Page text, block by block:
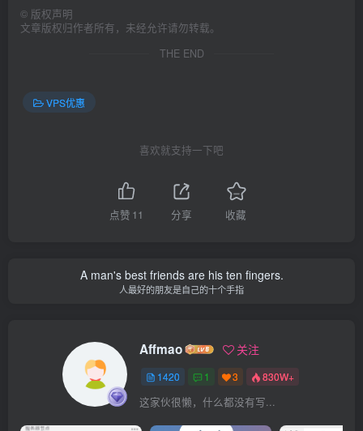
© 版权声明
文章版权归作者所有，未经允许请勿转载。
THE END
VPS优惠
喜欢就支持一下吧
点赞 11 分享 收藏
A man's best friends are his ten fingers.
人最好的朋友是自己的十个手指
Affmao 关注
1420 1 3 830W+
这家伙很懒，什么都没有写...